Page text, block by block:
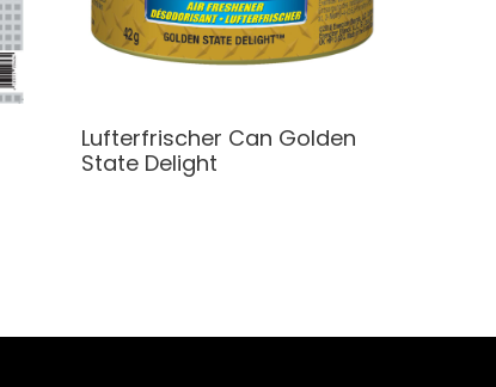
Lufterfrischer Can Golden
State Delight